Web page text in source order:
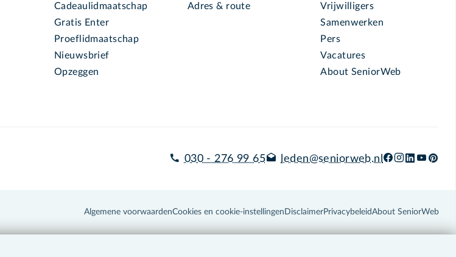
Cadeaulidmaatschap
Gratis Enter
Proeflidmaatschap
Nieuwsbrief
Opzeggen
Adres & route
Vrijwilligers
Samenwerken
Pers
Vacatures
About SeniorWeb
030 - 276 99 65 leden@seniorweb.nl
Algemene voorwaardenCookies en cookie-instellingen DisclaimerPrivacybeleidAbout SeniorWeb